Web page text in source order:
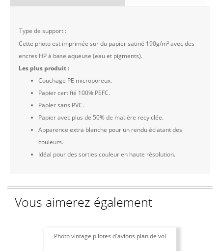
Type de support :
Cette photo est imprimée sur du papier satiné 190g/m² avec des
encres HP à base aqueuse (eau et pigments).
Les plus produit :
Couchage PE microporeux.
Papier certifié 100% PEFC.
Papier sans PVC.
Papier avec plus de 50% de matière recylclée.
Apparence extra blanche pour un rendu éclatant des
couleurs.
Idéal pour des sorties couleur en haute résolution.
Vous aimerez également
Photo vintage pilotes d'avions plan de vol